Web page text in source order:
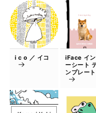
i c o ／ イコ
iFace イ
ーシート
ンプレート